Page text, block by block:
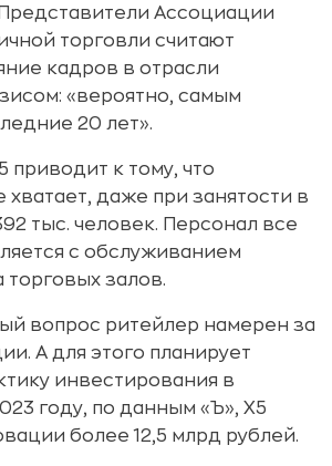
Ассоциации
торговли считают
кадров в отрасли
«вероятно, самым
20 лет».
приводит к тому, что
хватает, даже при занятости в
тыс. человек. Персонал все
с обслуживанием
торговых залов.
вопрос ритейлер намерен за
А для этого планирует
инвестирования в
году, по данным «Ъ», X5
более 12,5 млрд рублей.